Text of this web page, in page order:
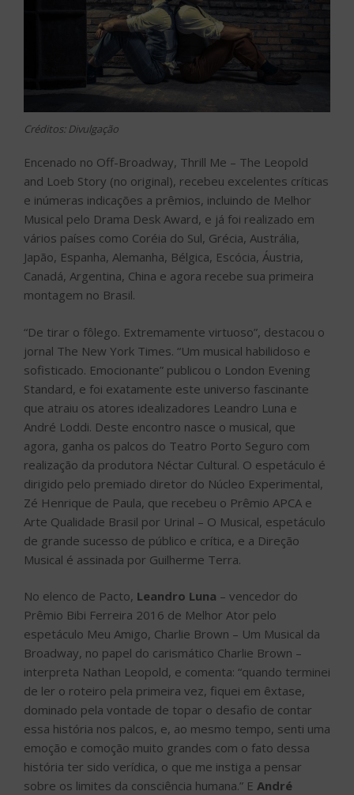
Créditos: Divulgação
Encenado no Off-Broadway, Thrill Me – The Leopold
and Loeb Story (no original), recebeu excelentes críticas
e inúmeras indicações a prêmios, incluindo de Melhor
Musical pelo Drama Desk Award, e já foi realizado em
vários países como Coréia do Sul, Grécia, Austrália,
Japão, Espanha, Alemanha, Bélgica, Escócia, Áustria,
Canadá, Argentina, China e agora recebe sua primeira
montagem no Brasil.
“De tirar o fôlego. Extremamente virtuoso”, destacou o
jornal The New York Times. “Um musical habilidoso e
sofisticado. Emocionante” publicou o London Evening
Standard, e foi exatamente este universo fascinante
que atraiu os atores idealizadores Leandro Luna e
André Loddi. Deste encontro nasce o musical, que
agora, ganha os palcos do Teatro Porto Seguro com
realização da produtora Néctar Cultural. O espetáculo é
dirigido pelo premiado diretor do Núcleo Experimental,
Zé Henrique de Paula, que recebeu o Prêmio APCA e
Arte Qualidade Brasil por Urinal – O Musical, espetáculo
de grande sucesso de público e crítica, e a Direção
Musical é assinada por Guilherme Terra.
No elenco de Pacto, Leandro Luna – vencedor do
Prêmio Bibi Ferreira 2016 de Melhor Ator pelo
espetáculo Meu Amigo, Charlie Brown – Um Musical da
Broadway, no papel do carismático Charlie Brown –
interpreta Nathan Leopold, e comenta: “quando terminei
de ler o roteiro pela primeira vez, fiquei em êxtase,
dominado pela vontade de topar o desafio de contar
essa história nos palcos, e, ao mesmo tempo, senti uma
emoção e comoção muito grandes com o fato dessa
história ter sido verídica, o que me instiga a pensar
sobre os limites da consciência humana.” E André